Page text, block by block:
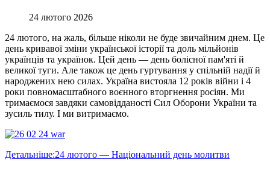
24 лютого 2026
24 лютого, на жаль, більше ніколи не буде звичайним днем. Це
день кривавої зміни української історії та доль мільйонів
українців та українок. Цей день — день болісної пам'яті й
великої туги. Але також це день гуртування у спільній надії й
народжених нею силах. Україна вистояла 12 років війни і 4
роки повномасштабного воєнного вторгнення росіян. Ми
тримаємося завдяки самовідданості Сил Оборони України та
зусиль тилу. І ми витримаємо.
Детальніше:24 лютого — Національний день молитви